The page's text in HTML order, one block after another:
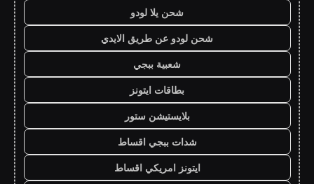
شحن يلا لودو
شحن لودو عن طريق الايدي
شعبية ببجي
بطاقات ايتونز
بلايستيشن ستور
شدات ببجي اقساط
ايتونز امريكي اقساط